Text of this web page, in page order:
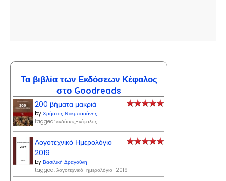
Τα βιβλία των Εκδόσεων Κέφαλος
στο Goodreads
200 βήματα μακριά
by Χρήστος Ντικμπασάνης
tagged: εκδόσεις-κέφαλος
Λογοτεχνικό Ημερολόγιο
2019
by Βασιλική Δραγούνη
tagged: λογοτεχνικό-ημερολόγιο-2019